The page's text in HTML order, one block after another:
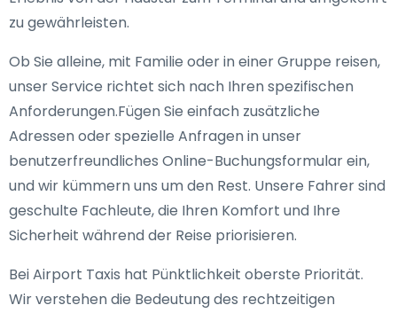
zu gewährleisten.
Ob Sie alleine, mit Familie oder in einer Gruppe reisen,
unser Service richtet sich nach Ihren spezifischen
Anforderungen.Fügen Sie einfach zusätzliche
Adressen oder spezielle Anfragen in unser
benutzerfreundliches Online-Buchungsformular ein,
und wir kümmern uns um den Rest. Unsere Fahrer sind
geschulte Fachleute, die Ihren Komfort und Ihre
Sicherheit während der Reise priorisieren.
Bei Airport Taxis hat Pünktlichkeit oberste Priorität.
Wir verstehen die Bedeutung des rechtzeitigen